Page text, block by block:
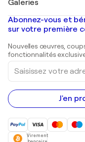
Banksy
Mr. Brainwash
Shepard Fairey
Tableaux abstraits à
Peintures de paysage
Estampes
Peintures acryliques
Galeries
Galeries d'art en
Galeries d'art en
Abonnez-vous et
sur votre première
Nouvelles œuvres,
fonctionnalités
Saisissez
votre
adresse
e-
mail
J'en
Virement